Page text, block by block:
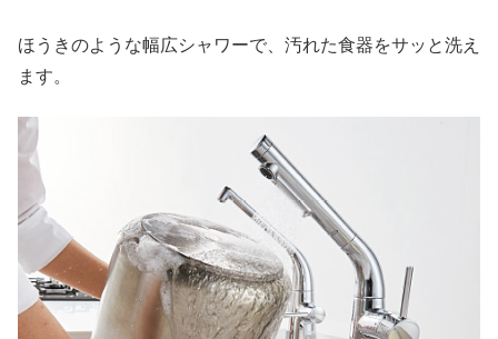
ほうきのような幅広シャワーで、汚れた食器をサッと洗え
ます。